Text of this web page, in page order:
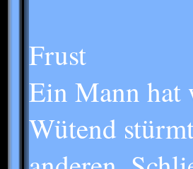
Frust
Ein Mann hat
Wütend